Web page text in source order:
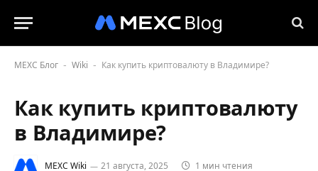
MEXC Блог - Wiki - Как купить криптовалюту в Владимире?
Как купить криптовалюту
в Владимире?
MEXC Wiki 21 августа, 2025 1 мин чтения